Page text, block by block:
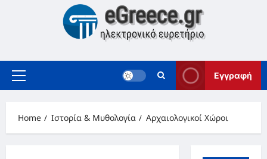
Primary
Εγγραφή
Home Ιστορία & Μυθολογία Αρχαιολογικοί Χώροι